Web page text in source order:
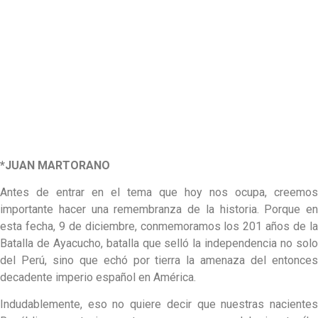
*JUAN MARTORANO
Antes de entrar en el tema que hoy nos ocupa, creemos
importante hacer una remembranza de la historia. Porque en
esta fecha, 9 de diciembre, conmemoramos los 201 años de la
Batalla de Ayacucho, batalla que selló la independencia no solo
del Perú, sino que echó por tierra la amenaza del entonces
decadente imperio español en América.
Indudablemente, eso no quiere decir que nuestras nacientes